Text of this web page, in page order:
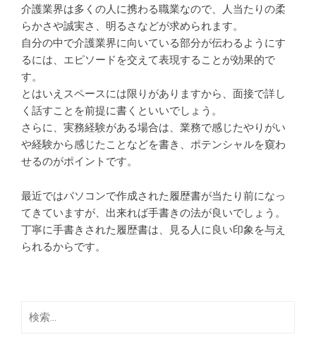
介護業界は多くの人に携わる職業なので、人当たりの柔
らかさや誠実さ、明るさなどが求められます。
自分の中で介護業界に向いている部分が伝わるようにす
るには、エピソードを交えて表現することが効果的で
す。
とはいえスペースには限りがありますから、面接で詳し
く話すことを前提に書くといいでしょう。
さらに、実務経験がある場合は、業務で感じたやりがい
や経験から感じたことなどを書き、ポテンシャルを窺わ
せるのがポイントです。
最近ではパソコンで作成された履歴書が当たり前になっ
てきていますが、出来れば手書きの法が良いでしょう。
丁寧に手書きされた履歴書は、見る人に良い印象を与え
られるからです。
索: